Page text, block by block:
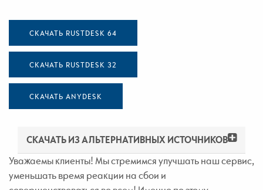
СКАЧАТЬ RUSTDESK 64
СКАЧАТЬ RUSTDESK 32
СКАЧАТЬ ANYDESK
СКАЧАТЬ ИЗ АЛЬТЕРНАТИВНЫХ ИСТОЧНИКОВ
Уважаемы клиенты! Мы стремимся улучшать наш сервис,
уменьшать время реакции на сбои и